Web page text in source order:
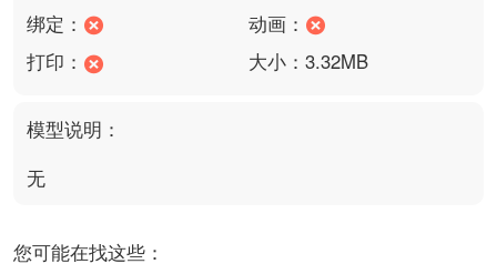
绑定：
动画：
打印：
大小：3.32MB
模型说明：
无
您可能在找这些：